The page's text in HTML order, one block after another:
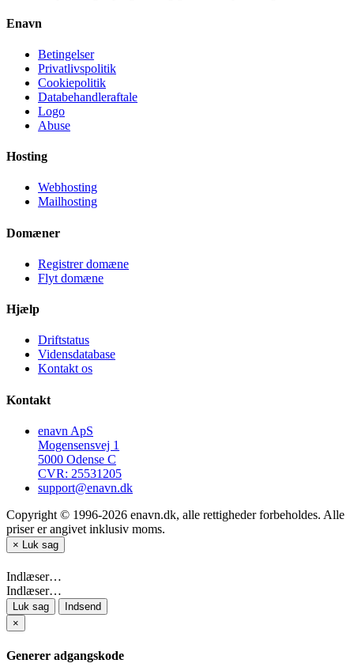
Enavn
Betingelser
Privatlivspolitik
Cookiepolitik
Databehandleraftale
Logo
Abuse
Hosting
Webhosting
Mailhosting
Domæner
Registrer domæne
Flyt domæne
Hjælp
Driftstatus
Vidensdatabase
Kontakt os
Kontakt
enavn ApS
Mogensensvej 1
5000 Odense C
CVR: 25531205
support@enavn.dk
Copyright © 1996-2026 enavn.dk, alle rettigheder forbeholdes. Alle
priser er angivet inklusiv moms.
× Luk sag
Indlæser…
Indlæser…
Luk sag
Indsend
×
Generer adgangskode